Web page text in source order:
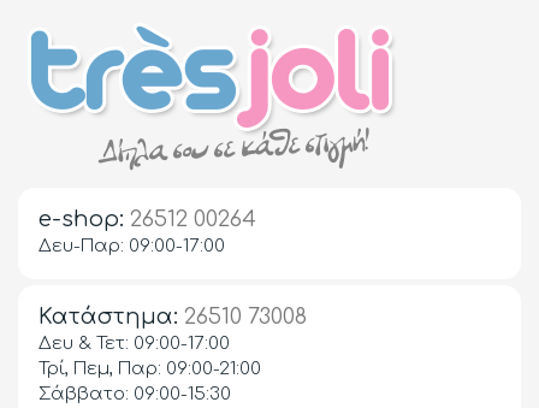
e-shop: 26512 00264
Δευ-Παρ: 09:00-17:00
Κατάστημα: 26510 73008
Δευ & Τετ: 09:00-17:00
Τρί, Πεμ, Παρ: 09:00-21:00
Σάββατο: 09:00-15:30